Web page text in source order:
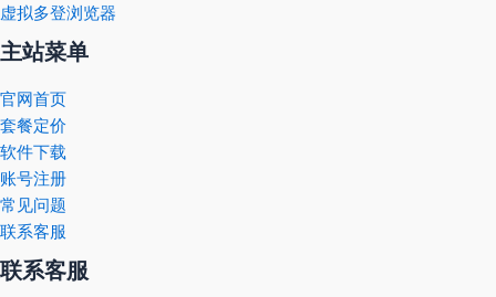
虚拟多登浏览器
主站菜单
官网首页
套餐定价
软件下载
账号注册
常见问题
联系客服
联系客服